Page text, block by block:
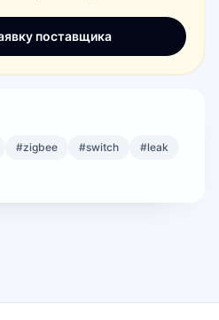
поставщика
#zigbee #switch #leak